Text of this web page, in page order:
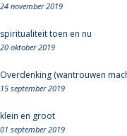
24 november 2019
spiritualiteit toen en nu
20 oktober 2019
Overdenking (wantrouwen
15 september 2019
klein en groot
01 september 2019